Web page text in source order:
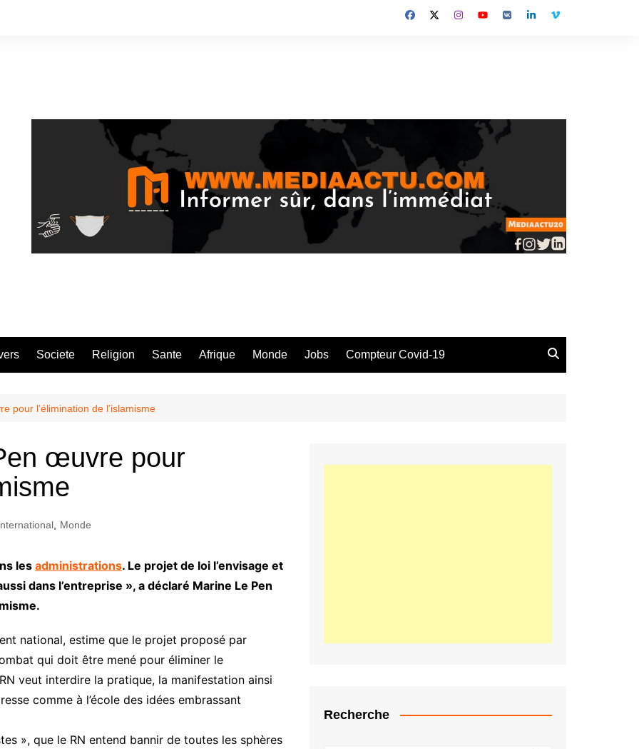
Societe Religion Sante Afrique Monde Jobs Compteur Covid-19
pour l’élimination de l’islamisme
œuvre pour
Monde
les administrations. Le projet de loi l’envisage et
dans l’entreprise », a déclaré Marine Le Pen
national, estime que le projet proposé par
qui doit être mené pour éliminer le
veut interdire la pratique, la manifestation ainsi
comme à l’école des idées embrassant
», que le RN entend bannir de toutes les sphères
Recherche